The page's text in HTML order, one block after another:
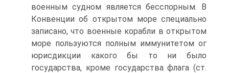
военным судном является бесспорным. В
Конвенции об открытом море специально
записано, что военные корабли в открытом
море пользуются полным иммунитетом ог
юрисдикции какого бы то ни было
государства, кроме государства флага (ст.